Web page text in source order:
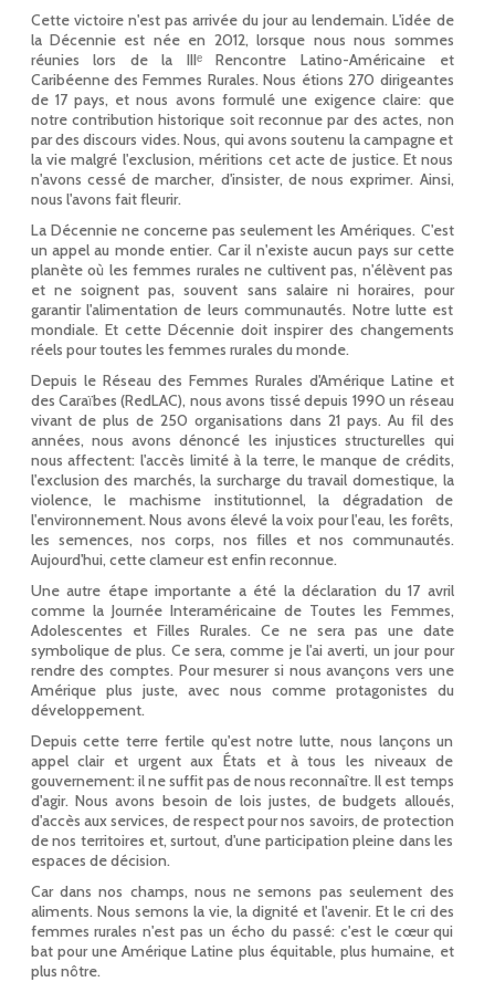
Cette victoire n'est pas arrivée du jour au lendemain. L'idée de
la Décennie est née en 2012, lorsque nous nous sommes
réunies lors de la IIIᵉ Rencontre Latino-Américaine et
Caribéenne des Femmes Rurales. Nous étions 270 dirigeantes
de 17 pays, et nous avons formulé une exigence claire: que
notre contribution historique soit reconnue par des actes, non
par des discours vides. Nous, qui avons soutenu la campagne et
la vie malgré l'exclusion, méritions cet acte de justice. Et nous
n'avons cessé de marcher, d'insister, de nous exprimer. Ainsi,
nous l'avons fait fleurir.
La Décennie ne concerne pas seulement les Amériques. C'est
un appel au monde entier. Car il n'existe aucun pays sur cette
planète où les femmes rurales ne cultivent pas, n'élèvent pas
et ne soignent pas, souvent sans salaire ni horaires, pour
garantir l'alimentation de leurs communautés. Notre lutte est
mondiale. Et cette Décennie doit inspirer des changements
réels pour toutes les femmes rurales du monde.
Depuis le Réseau des Femmes Rurales d'Amérique Latine et
des Caraïbes (RedLAC), nous avons tissé depuis 1990 un réseau
vivant de plus de 250 organisations dans 21 pays. Au fil des
années, nous avons dénoncé les injustices structurelles qui
nous affectent: l'accès limité à la terre, le manque de crédits,
l'exclusion des marchés, la surcharge du travail domestique, la
violence, le machisme institutionnel, la dégradation de
l'environnement. Nous avons élevé la voix pour l'eau, les forêts,
les semences, nos corps, nos filles et nos communautés.
Aujourd'hui, cette clameur est enfin reconnue.
Une autre étape importante a été la déclaration du 17 avril
comme la Journée Interaméricaine de Toutes les Femmes,
Adolescentes et Filles Rurales. Ce ne sera pas une date
symbolique de plus. Ce sera, comme je l'ai averti, un jour pour
rendre des comptes. Pour mesurer si nous avançons vers une
Amérique plus juste, avec nous comme protagonistes du
développement.
Depuis cette terre fertile qu'est notre lutte, nous lançons un
appel clair et urgent aux États et à tous les niveaux de
gouvernement: il ne suffit pas de nous reconnaître. Il est temps
d'agir. Nous avons besoin de lois justes, de budgets alloués,
d'accès aux services, de respect pour nos savoirs, de protection
de nos territoires et, surtout, d'une participation pleine dans les
espaces de décision.
Car dans nos champs, nous ne semons pas seulement des
aliments. Nous semons la vie, la dignité et l'avenir. Et le cri des
femmes rurales n'est pas un écho du passé: c'est le cœur qui
bat pour une Amérique Latine plus équitable, plus humaine, et
plus nôtre.